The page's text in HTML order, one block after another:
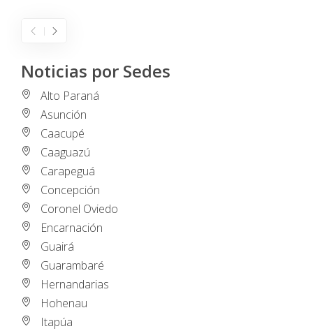
Noticias por Sedes
Alto Paraná
Asunción
Caacupé
Caaguazú
Carapeguá
Concepción
Coronel Oviedo
Encarnación
Guairá
Guarambaré
Hernandarias
Hohenau
Itapúa